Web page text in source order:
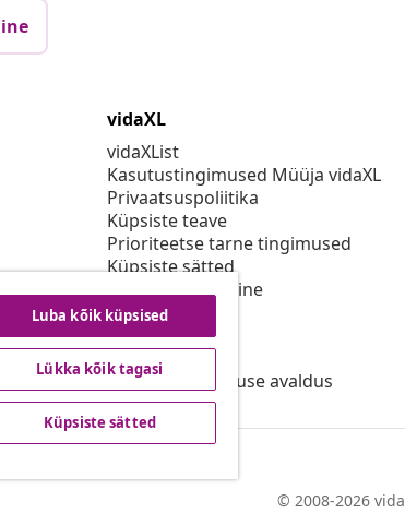
vidaXL
vidaXList
Kasutustingimused Müüja vidaXL
Privaatsuspoliitika
Küpsiste teave
Prioriteetse tarne tingimused
Küpsiste sätted
vidaXLis töötamine
Turvalisus
Eli vastutav isik
EPR poliitika
Juurdepääsetavuse avaldus
© 2008-2026
Luba kõik küpsised
Lükka kõik tagasi
Küpsiste sätted